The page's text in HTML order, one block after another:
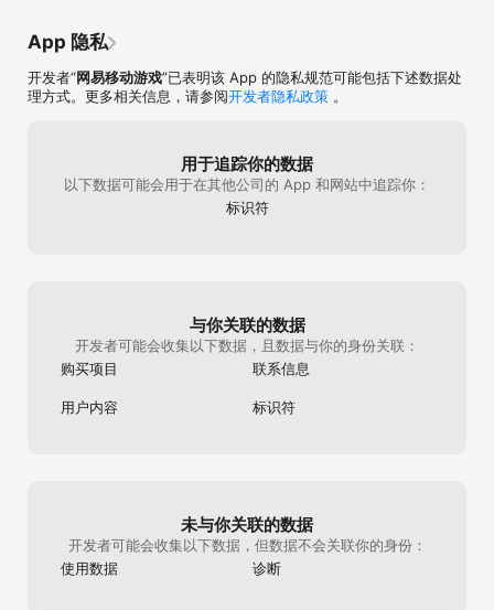
App 隐私
开发者“网易移动游戏”已表明该 App 的隐私规范可能包括下述数据处
理方式。更多相关信息，请参阅开发者隐私政策 。
用于追踪你的数据
以下数据可能会用于在其他公司的 App 和网站中追踪你：
标识符
与你关联的数据
开发者可能会收集以下数据，且数据与你的身份关联：
购买项目
联系信息
用户内容 标识符
未与你关联的数据
开发者可能会收集以下数据，但数据不会关联你的身份：
使用数据
诊断